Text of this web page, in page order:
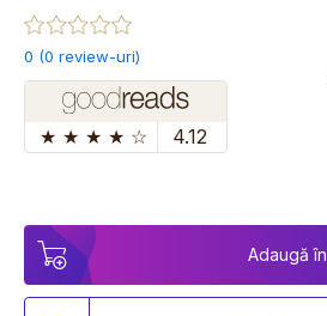
0 (0 review-uri)
★ ★ ★ ★ ☆ 4.12
Adaugă